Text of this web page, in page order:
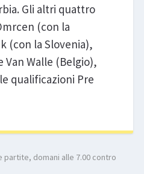
Gli altri quattro
(con la
(con la Slovenia),
Van Walle (Belgio),
qualificazioni Pre
partite, domani alle 7.00 contro